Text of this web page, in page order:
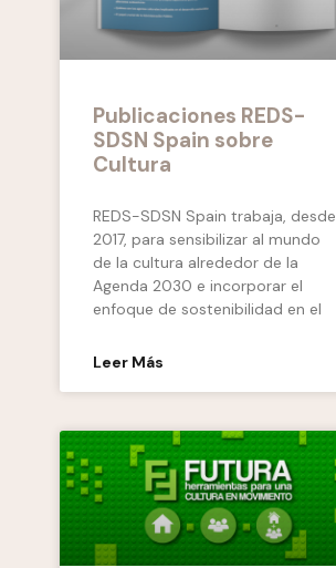
Publicaciones REDS-
SDSN Spain sobre
Cultura
REDS-SDSN Spain trabaja, desde
2017, para sensibilizar al mundo
de la cultura alrededor de la
Agenda 2030 e incorporar el
enfoque de sostenibilidad en el
Leer Más